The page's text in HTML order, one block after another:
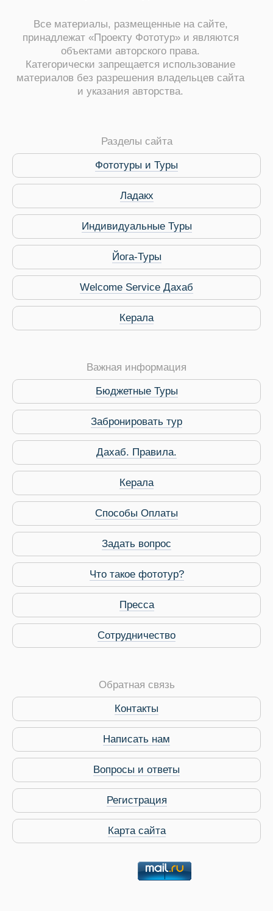
Service Дахаб
Все материалы, размещенные на сайте,
принадлежат «Проекту Фототур» и являются
объектами авторского права.
Категорически запрещается использование
материалов без разрешения владельцев сайта
и указания авторства.
Разделы сайта
Фототуры и Туры
Ладакх
Индивидуальные Туры
Йога-Туры
Welcome Service Дахаб
Керала
Важная информация
Бюджетные Туры
Забронировать тур
Дахаб. Правила.
Керала
Способы Оплаты
Задать вопрос
Что такое фототур?
Пресса
Сотрудничество
Обратная связь
Контакты
Написать нам
Вопросы и ответы
Регистрация
Карта сайта